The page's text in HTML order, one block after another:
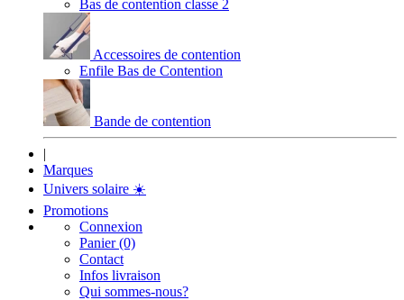
Bas de contention classe 2
Accessoires de contention
Enfile Bas de Contention
Bande de contention
|
Marques
Univers solaire ☀️
Promotions
Connexion
Panier (0)
Contact
Infos livraison
Qui sommes-nous?